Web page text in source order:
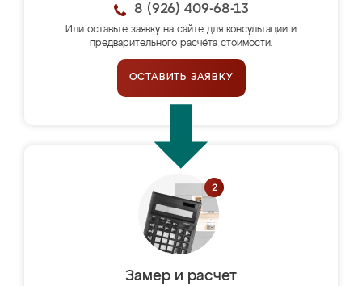
8 (926) 409-68-13
Или оставьте заявку на сайте для консультации и
предварительного расчёта стоимости.
ОСТАВИТЬ ЗАЯВКУ
Замер и расчет